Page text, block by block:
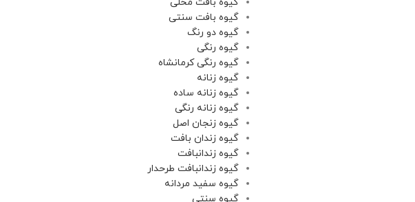
گیوه بافت سنتی
گیوه دو رنگ
گیوه رنگی
گیوه رنگی کرمانشاه
گیوه زنانه
گیوه زنانه ساده
گیوه زنانه‌ رنگی
گیوه زنجان اصل
گیوه زندان بافت
گیوه زندانبافت
گیوه زندانبافت طرحدار
گیوه سفید مردانه
گیوه سنتی